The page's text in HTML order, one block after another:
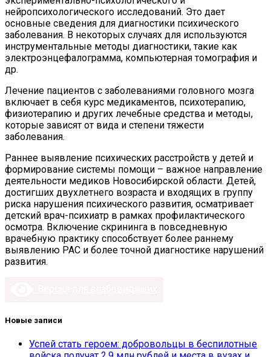
нейропсихологического исследований. Это дает
основные сведения для диагностики психического
заболевания. В некоторых случаях для используются
инструментальные методы диагностики, такие как
электроэнцефалограмма, компьютерная томография и
др.
Лечение пациентов с заболеваниями головного мозга
включает в себя курс медикаментов, психотерапию,
физиотерапию и других лечебные средства и методы,
которые зависят от вида и степени тяжести
заболевания.
Раннее выявление психических расстройств у детей и
формирование системы помощи – важное направление
деятельности медиков Новосибирской области. Детей,
достигших двухлетнего возраста и входящих в группу
риска нарушения психического развития, осматривает
детский врач-психиатр в рамках профилактического
осмотра. Включение скрининга в повседневную
врачебную практику способствует более раннему
выявлению РАС и более точной диагностике нарушений
развития.
Новые записи
Успей стать героем: добровольцы в беспилотные